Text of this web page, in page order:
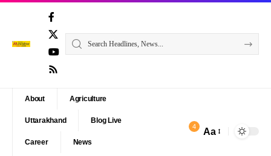
About Agriculture
Uttarakhand Blog Live
Career News
4 Aa